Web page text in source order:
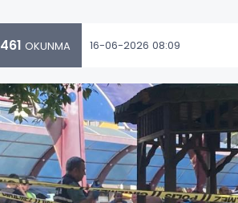
461 OKUNMA 16-06-2026 08:09